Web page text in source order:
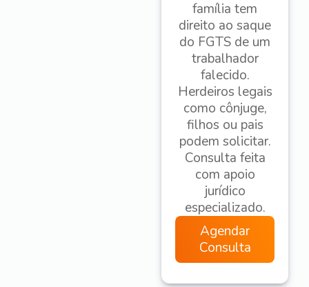
família tem
direito ao saque
do FGTS de um
trabalhador
falecido.
Herdeiros legais
como cônjuge,
filhos ou pais
podem solicitar.
Consulta feita
com apoio
jurídico
especializado.
Agendar
Consulta